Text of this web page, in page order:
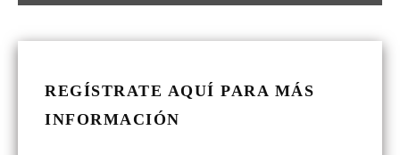
REGÍSTRATE AQUÍ PARA MÁS
INFORMACIÓN